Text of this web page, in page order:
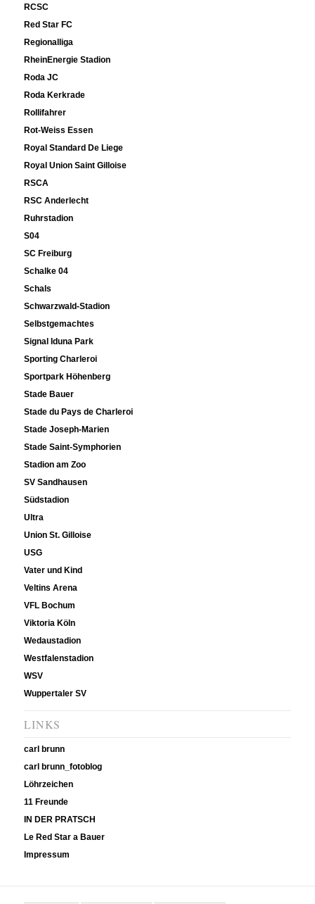
RCSC
Red Star FC
Regionalliga
RheinEnergie Stadion
Roda JC
Roda Kerkrade
Rollifahrer
Rot-Weiss Essen
Royal Standard De Liege
Royal Union Saint Gilloise
RSCA
RSC Anderlecht
Ruhrstadion
S04
SC Freiburg
Schalke 04
Schals
Schwarzwald-Stadion
Selbstgemachtes
Signal Iduna Park
Sporting Charleroi
Sportpark Höhenberg
Stade Bauer
Stade du Pays de Charleroi
Stade Joseph-Marien
Stade Saint-Symphorien
Stadion am Zoo
SV Sandhausen
Südstadion
Ultra
Union St. Gilloise
USG
Vater und Kind
Veltins Arena
VFL Bochum
Viktoria Köln
Wedaustadion
Westfalenstadion
WSV
Wuppertaler SV
LINKS
carl brunn
carl brunn_fotoblog
Löhrzeichen
11 Freunde
IN DER PRATSCH
Le Red Star a Bauer
Impressum